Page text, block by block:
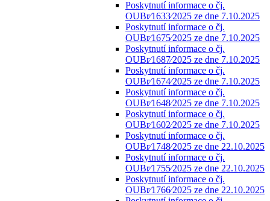
Poskytnutí informace o čj.
OUBr⁄1633⁄2025 ze dne 7.10.2025
Poskytnutí informace o čj.
OUBr⁄1675⁄2025 ze dne 7.10.2025
Poskytnutí informace o čj.
OUBr⁄1687⁄2025 ze dne 7.10.2025
Poskytnutí informace o čj.
OUBr⁄1674⁄2025 ze dne 7.10.2025
Poskytnutí informace o čj.
OUBr⁄1648⁄2025 ze dne 7.10.2025
Poskytnutí informace o čj.
OUBr⁄1602⁄2025 ze dne 7.10.2025
Poskytnutí informace o čj.
OUBr⁄1748⁄2025 ze dne 22.10.2025
Poskytnutí informace o čj.
OUBr⁄1755⁄2025 ze dne 22.10.2025
Poskytnutí informace o čj.
OUBr⁄1766⁄2025 ze dne 22.10.2025